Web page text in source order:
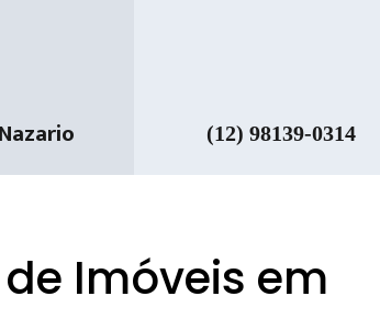
(12) 98139-0314
Imóveis em